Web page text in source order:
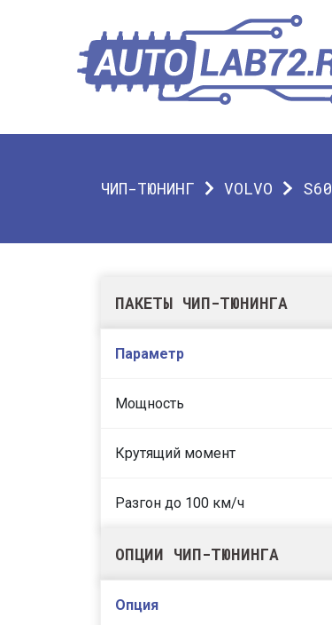
ЧИП-ТЮНИНГ VOLVO S60
ПАКЕТЫ ЧИП-ТЮНИНГА
Параметр
Мощность
Крутящий момент
Разгон до 100 км/ч
ОПЦИИ ЧИП-ТЮНИНГА
Опция